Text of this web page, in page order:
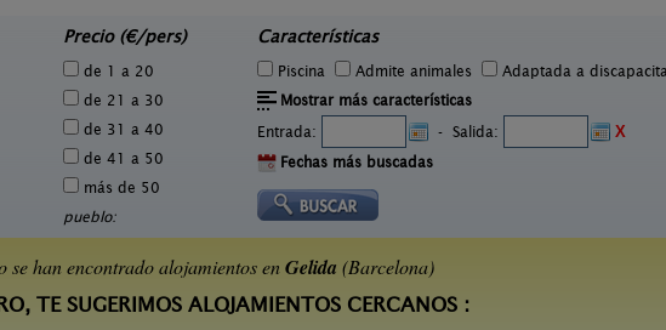
Precio (€/pers)
de 1 a 20
de 21 a 30
de 31 a 40
de 41 a 50
más de 50
pueblo:
Características
Piscina Admite animales
Adaptada a
Mostrar más características
Entrada:
- Salida:
X
Fechas más buscadas
se han encontrado alojamientos enGelida (Barcelona)
TE SUGERIMOS ALOJAMIENTOS CERCANOS :